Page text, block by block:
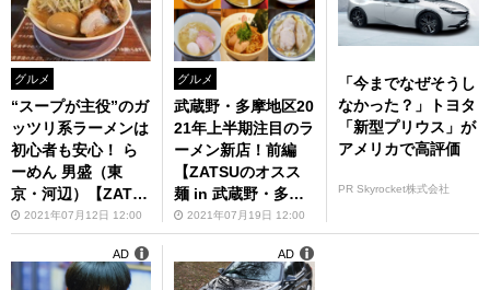
グルメ
“スープが主役”のガ
ッツリ系ラーメンは
初心者も安心！ ら
ーめん 男盛（東
京・河辺）【ZATS
Uのオスス麺 in 武
蔵野・多摩】第62回
2021年07月12日 12:00
グルメ
武蔵野・多摩地区20
21年上半期注目のラ
ーメン新店！前編
【ZATSUのオスス
麺 in 武蔵野・多
摩】第63回
2021年07月19日 12:00
「今までなぜそうし
なかった？」トヨタ
「新型プリウス」が
アメリカで高評価
PR Skyrocket株式会社
AD AD